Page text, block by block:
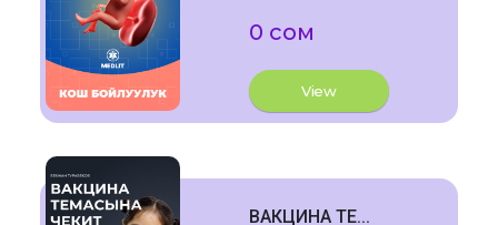
0 сом
View
ВАКЦИНА ТЕ...